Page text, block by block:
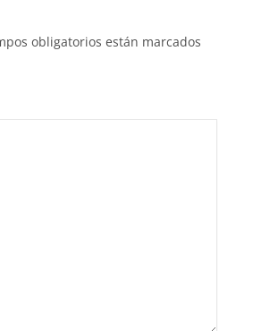
obligatorios están marcados